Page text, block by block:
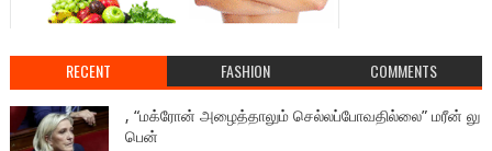
RECENT FASHION COMMENTS
, “மக்ரோன் அழைத்தாலும் செல்லப்போவதில்லை” மரீன் லு
பென்